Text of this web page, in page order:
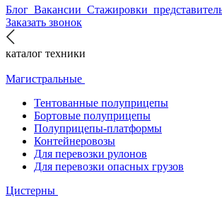
Блог Вакансии Стажировки
Заказать звонок
каталог техники
Магистральные
Тентованные полуприцепы
Бортовые полуприцепы
Полуприцепы-платформы
Контейнеровозы
Для перевозки рулонов
Для перевозки опасных грузов
Цистерны